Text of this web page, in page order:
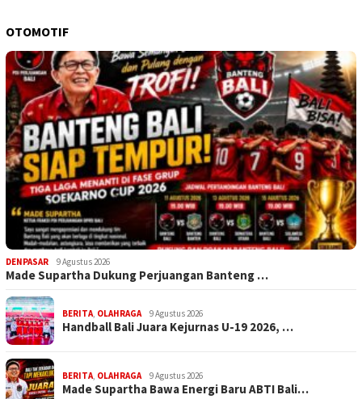
OTOMOTIF
DENPASAR 9 Agustus 2026
Made Supartha Dukung Perjuangan Banteng …
BERITA OLAHRAGA 9 Agustus 2026
Handball Bali Juara Kejurnas U-19 2026, …
BERITA OLAHRAGA 9 Agustus 2026
Made Supartha Bawa Energi Baru ABTI Bali…